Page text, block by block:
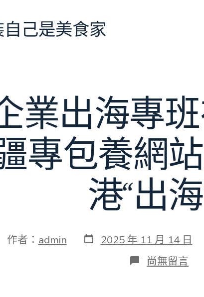
己是美食家
業出海專
專包養網
港“出
作者： admin 發
表
2025 年 11 月 14 日
在
〈邊
尚無留言